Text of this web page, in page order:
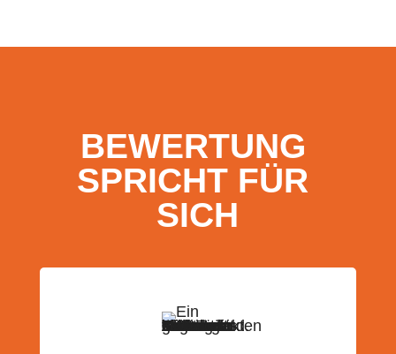
BEWERTUNG
SPRICHT FÜR
SICH